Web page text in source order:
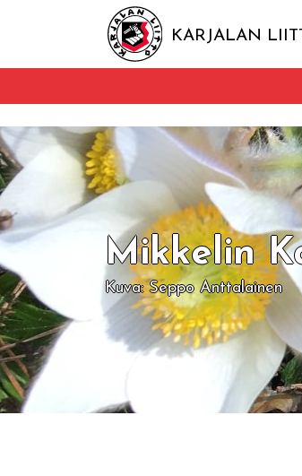
KARJALAN
Mikkelin
Kuva: Seppo Anttalainen